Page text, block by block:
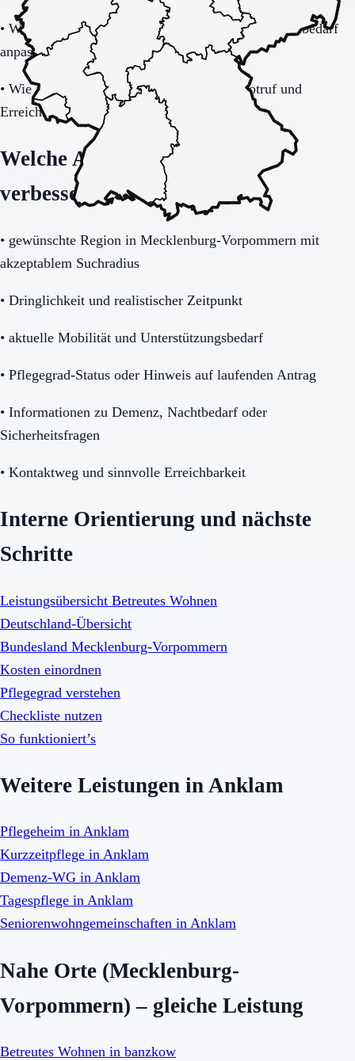
• Wie gut lässt sich das Modell bei steigendem Hilfebedarf
anpassen?
• Wie alltagstauglich sind Barrierearmut, Notruf und
Erreichbarkeit wirklich?
Welche Angaben die Anfrage
verbessern
• gewünschte Region in Mecklenburg-Vorpommern mit
akzeptablem Suchradius
• Dringlichkeit und realistischer Zeitpunkt
• aktuelle Mobilität und Unterstützungsbedarf
• Pflegegrad-Status oder Hinweis auf laufenden Antrag
• Informationen zu Demenz, Nachtbedarf oder
Sicherheitsfragen
• Kontaktweg und sinnvolle Erreichbarkeit
Interne Orientierung und nächste
Schritte
Leistungsübersicht Betreutes Wohnen
Deutschland-Übersicht
Bundesland Mecklenburg-Vorpommern
Kosten einordnen
Pflegegrad verstehen
Checkliste nutzen
So funktioniert’s
Weitere Leistungen in Anklam
Pflegeheim in Anklam
Kurzzeitpflege in Anklam
Demenz-WG in Anklam
Tagespflege in Anklam
Seniorenwohngemeinschaften in Anklam
Nahe Orte (Mecklenburg-
Vorpommern) – gleiche Leistung
Betreutes Wohnen in banzkow